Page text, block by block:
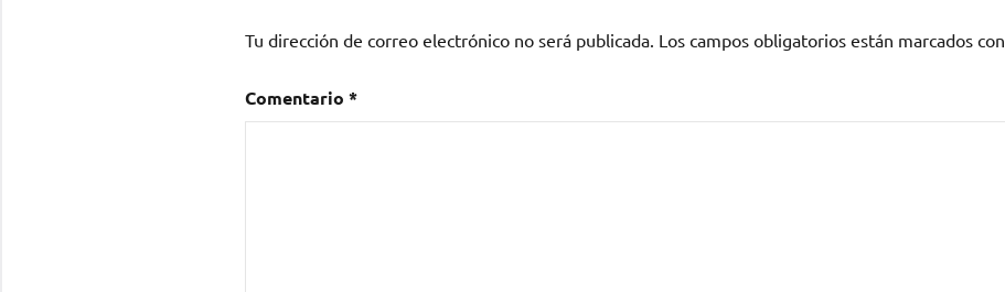
Tu dirección de correo electrónico no será publicada. Los campos obligatorios están marcados con
Comentario *